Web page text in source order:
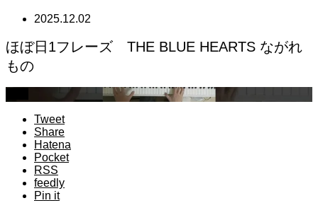
2025.12.02
ほぼ日1フレーズ THE BLUE HEARTS ながれ
もの
Tweet
Share
Hatena
Pocket
RSS
feedly
Pin it